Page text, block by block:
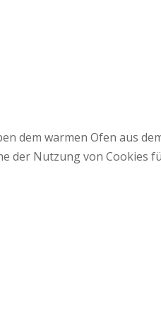
dem warmen Ofen aus
der Nutzung von Cookies